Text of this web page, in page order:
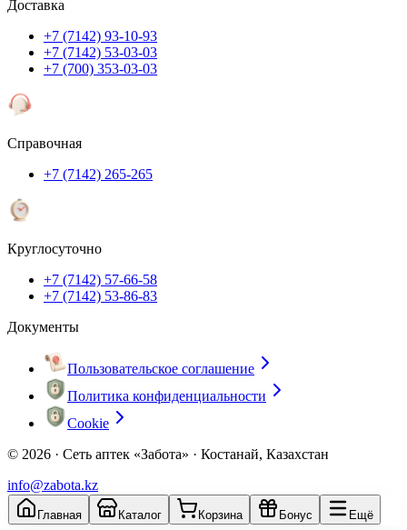
Доставка
+7 (7142) 93-10-93
+7 (7142) 53-03-03
+7 (700) 353-03-03
Справочная
+7 (7142) 265-265
Круглосуточно
+7 (7142) 57-66-58
+7 (7142) 53-86-83
Документы
Пользовательское соглашение
Политика конфиденциальности
Cookie
© 2026 · Сеть аптек «Забота» · Костанай, Казахстан
info@zabota.kz
Главная Каталог Корзина Бонус Ещё